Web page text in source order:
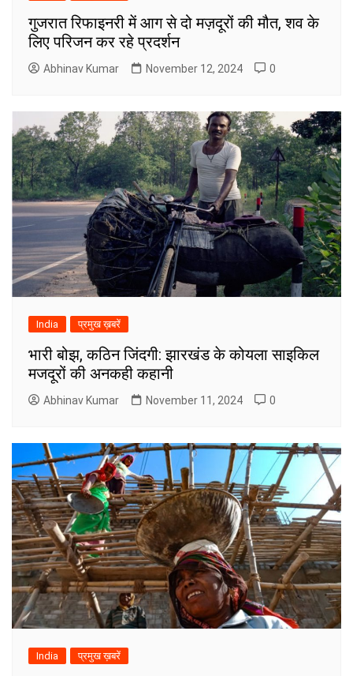
गुजरात रिफाइनरी में आग से दो मज़दूरों की मौत, शव के
लिए परिजन कर रहे प्रदर्शन
Abhinav Kumar November 12, 2024 0
India प्रमुख ख़बरें
भारी बोझ, कठिन जिंदगी: झारखंड के कोयला साइकिल
मजदूरों की अनकही कहानी
Abhinav Kumar November 11, 2024 0
India प्रमुख ख़बरें